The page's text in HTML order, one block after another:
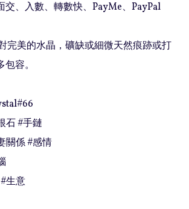
交、入數、轉數快、PayMe、PayPal
完美的水晶，礦缺或細微天然痕跡或打
容。
石 #手鏈
關係 #感情
生意